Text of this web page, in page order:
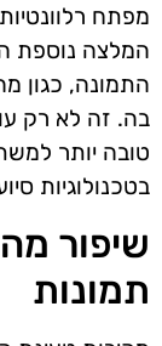
מפתח
המלצה נוספת
התמונה, כגון
בה. זה לא רק
טובה יותר
בטכנולוגיות
שיפור
תמונות